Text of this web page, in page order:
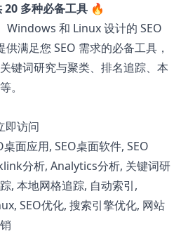
20 多种必备工具 🔥
Windows 和 Linux 设计的 SEO
满足您 SEO 需求的必备工具，
键词研究与聚类、排名追踪、本
。
即访问
桌面应用, SEO桌面软件, SEO
分析, Analytics分析, 关键词研
, 本地网格追踪, 自动索引,
SEO优化, 搜索引擎优化, 网站